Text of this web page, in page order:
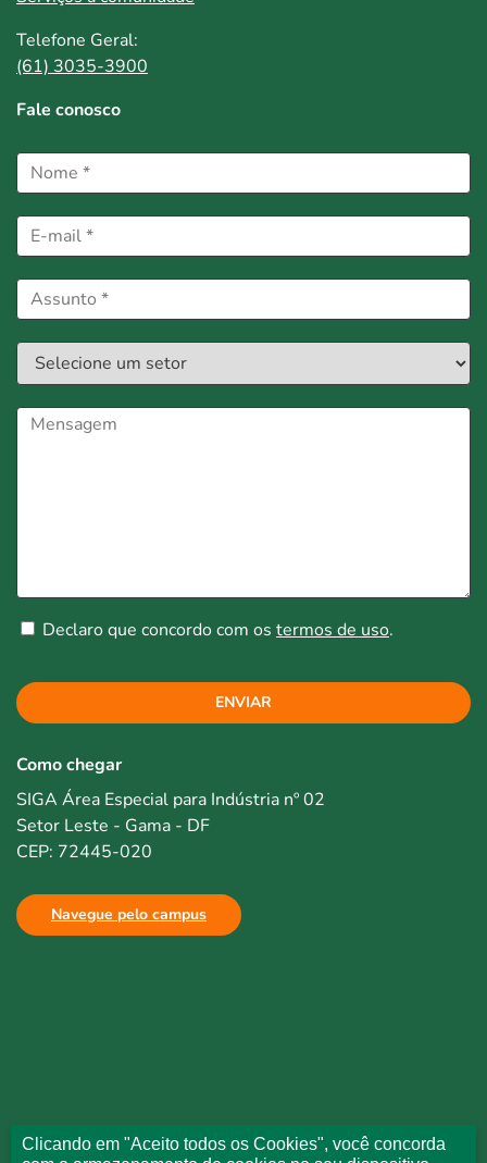
Telefone Geral:
(61) 3035-3900
Fale conosco
Declaro que concordo com os termos de uso.
ENVIAR
Como chegar
SIGA Área Especial para Indústria nº 02
Setor Leste - Gama - DF
CEP: 72445-020
Navegue pelo campus
Clicando em "Aceito todos os Cookies", você concorda